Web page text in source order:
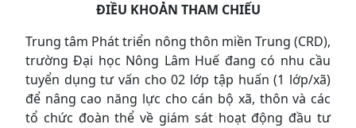
ĐIỀU KHOẢN THAM CHIẾU
Trung tâm Phát triển nông thôn miền Trung (CRD),
trường Đại học Nông Lâm Huế đang có nhu cầu
tuyển dụng tư vấn cho 02 lớp tập huấn (1 lớp/xã)
để nâng cao năng lực cho cán bộ xã, thôn và các
tổ chức đoàn thể về giám sát hoạt động đầu tư